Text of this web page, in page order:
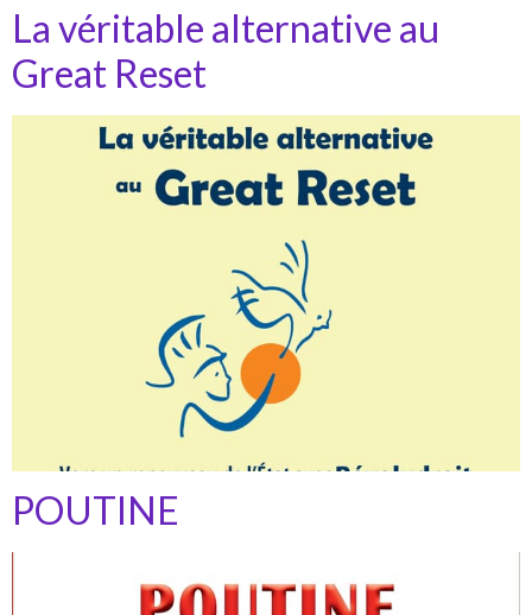
La véritable alternative au
Great Reset
POUTINE